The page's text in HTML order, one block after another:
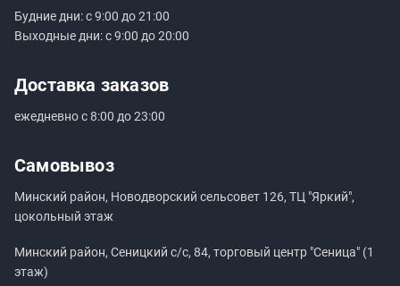
Будние дни: с 9:00 до 21:00
Выходные дни: с 9:00 до 20:00
Доставка заказов
ежедневно с 8:00 до 23:00
Самовывоз
Минский район, Новодворский сельсовет 126, ТЦ "Яркий",
цокольный этаж
Минский район, Сеницкий с/с, 84, торговый центр "Сеница" (1
этаж)